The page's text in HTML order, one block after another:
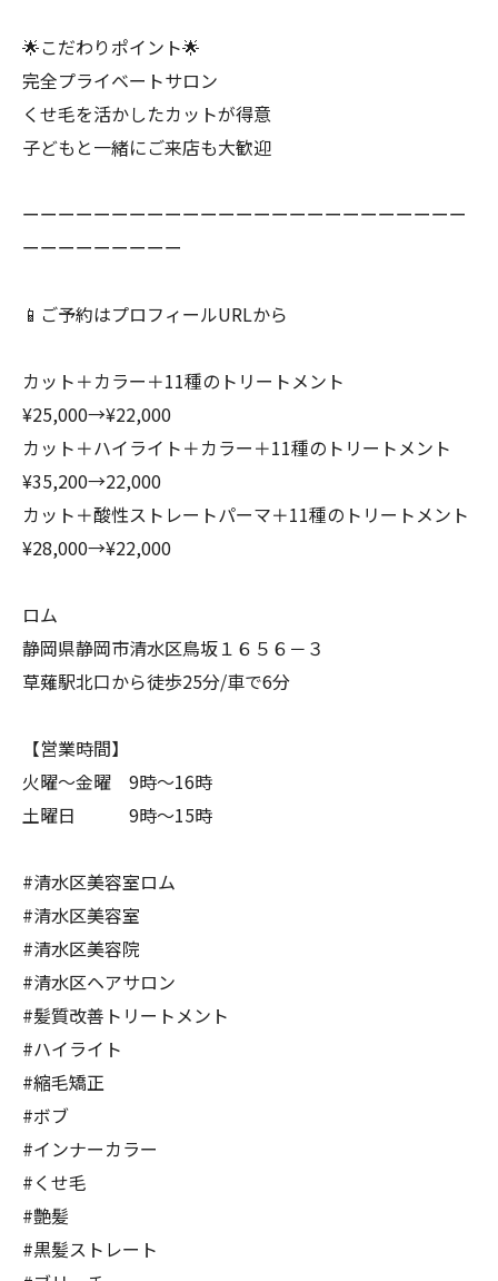
🌟こだわりポイント🌟
完全プライベートサロン
くせ毛を活かしたカットが得意
子どもと一緒にご来店も大歓迎
ーーーーーーーーーーーーーーーーーーーーーーーーー
ーーーーーーーーー
📱ご予約はプロフィールURLから
カット＋カラー＋11種のトリートメント
¥25,000→¥22,000
カット＋ハイライト＋カラー＋11種のトリートメント
¥35,200→22,000
カット＋酸性ストレートパーマ＋11種のトリートメント
¥28,000→¥22,000
ロム
静岡県静岡市清水区鳥坂１６５６－３
草薙駅北口から徒歩25分/車で6分
【営業時間】
火曜～金曜 9時～16時
土曜日 9時〜15時
#清水区美容室ロム
#清水区美容室
#清水区美容院
#清水区ヘアサロン
#髪質改善トリートメント
#ハイライト
#縮毛矯正
#ボブ
#インナーカラー
#くせ毛
#艶髪
#黒髪ストレート